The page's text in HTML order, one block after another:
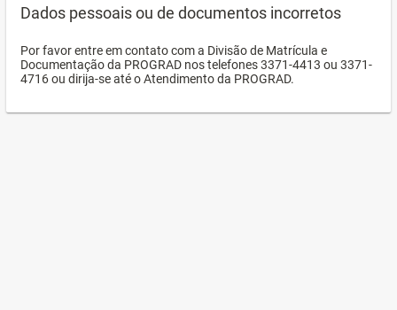
Dados pessoais ou de documentos incorretos
Por favor entre em contato com a Divisão de Matrícula e
Documentação da PROGRAD nos telefones 3371-4413 ou 3371-
4716 ou dirija-se até o Atendimento da PROGRAD.